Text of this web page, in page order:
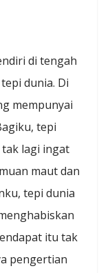
di tengah
dunia. Di
mempunyai
tepi
lagi ingat
maut dan
tepi dunia
itu tak
pengertian